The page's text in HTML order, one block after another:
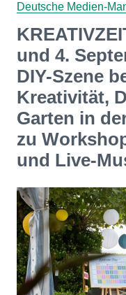
Deutsche Medien-
und 4.
DIY-Szene
Kreativität,
Garten in
zu
und Live-